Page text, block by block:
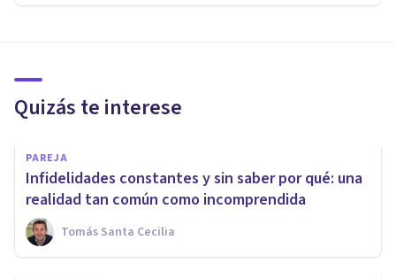
Quizás te interese
PAREJA
Infidelidades constantes y sin saber por qué: una
realidad tan común como incomprendida
Tomás Santa Cecilia